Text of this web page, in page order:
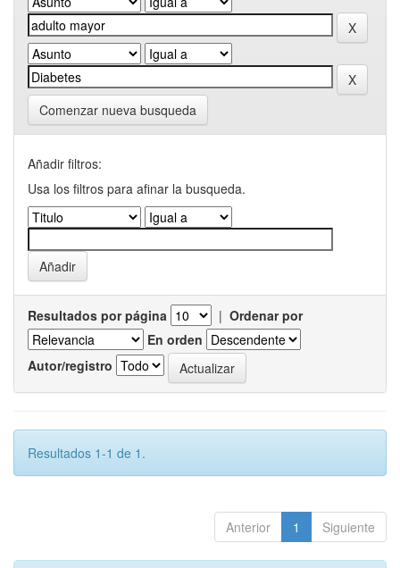
Comenzar nueva busqueda
Añadir filtros:
Usa los filtros para afinar la busqueda.
Resultados por página | Ordenar por
En orden
Autor/registro
Resultados 1-1 de 1.
Anterior 1 Siguiente